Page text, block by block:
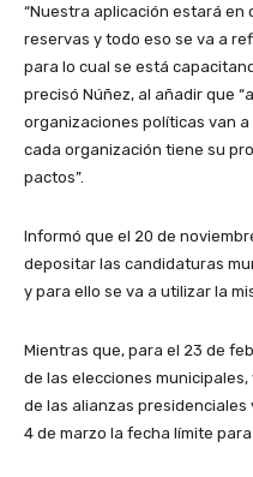
“Nuestra aplicación estará en
reservas y todo eso se va a
para lo cual se está
precisó Núñez, al añadir que
organizaciones políticas van
cada organización tiene su
pactos”.
Informó que el 20 de
depositar las candidaturas
y para ello se va a utilizar la
Mientras que, para el 23 de
de las elecciones
de las alianzas
4 de marzo la fecha límite